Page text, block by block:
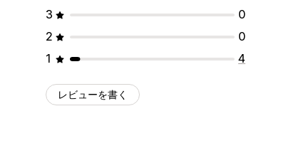
3
0
2
0
1
4
レビューを書く